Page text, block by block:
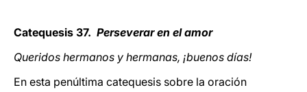
Catequesis 37. Perseverar en el amor
Queridos hermanos y hermanas, ¡buenos días!
En esta penúltima catequesis sobre la oración